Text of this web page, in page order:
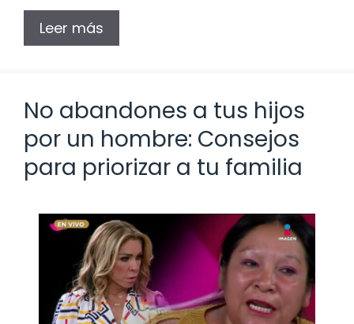
Leer más
No abandones a tus hijos
por un hombre: Consejos
para priorizar a tu familia